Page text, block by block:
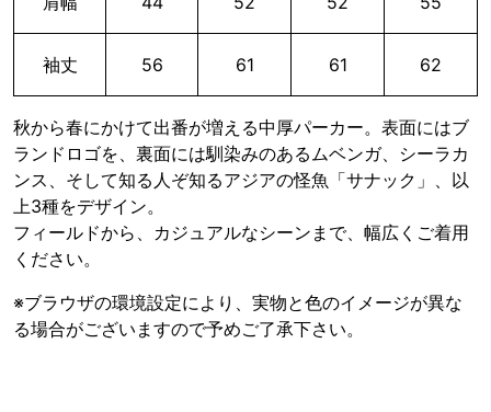
袖丈 56 61 61 62
秋から春にかけて出番が増える中厚パーカー。表面にはブ
ランドロゴを、裏面には馴染みのあるムベンガ、シーラカ
ンス、そして知る人ぞ知るアジアの怪魚「サナック」、以
上3種をデザイン。
フィールドから、カジュアルなシーンまで、幅広くご着用
ください。
※ブラウザの環境設定により、実物と色のイメージが異な
る場合がございますので予めご了承下さい。